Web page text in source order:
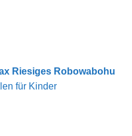
Riesiges Robowabohu
für Kinder